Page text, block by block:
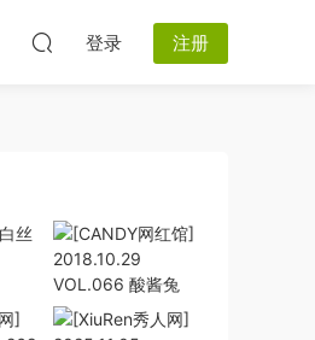
登录 注册